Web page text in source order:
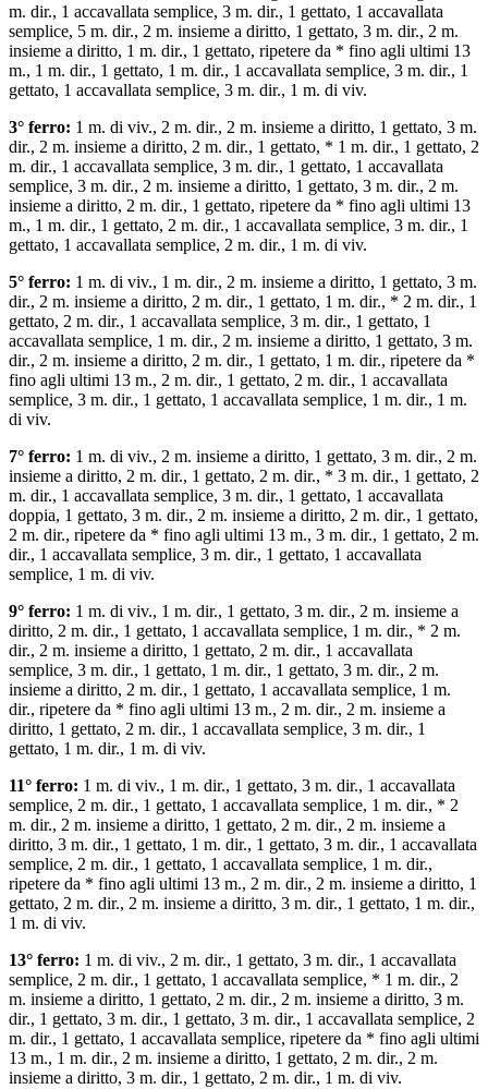
m. dir., 1 accavallata semplice, 3 m. dir., 1 gettato, 1 accavallata
semplice, 5 m. dir., 2 m. insieme a diritto, 1 gettato, 3 m. dir., 2 m.
insieme a diritto, 1 m. dir., 1 gettato, ripetere da * fino agli ultimi 13
m., 1 m. dir., 1 gettato, 1 m. dir., 1 accavallata semplice, 3 m. dir., 1
gettato, 1 accavallata semplice, 3 m. dir., 1 m. di viv.
3° ferro: 1 m. di viv., 2 m. dir., 2 m. insieme a diritto, 1 gettato, 3 m.
dir., 2 m. insieme a diritto, 2 m. dir., 1 gettato, * 1 m. dir., 1 gettato, 2
m. dir., 1 accavallata semplice, 3 m. dir., 1 gettato, 1 accavallata
semplice, 3 m. dir., 2 m. insieme a diritto, 1 gettato, 3 m. dir., 2 m.
insieme a diritto, 2 m. dir., 1 gettato, ripetere da * fino agli ultimi 13
m., 1 m. dir., 1 gettato, 2 m. dir., 1 accavallata semplice, 3 m. dir., 1
gettato, 1 accavallata semplice, 2 m. dir., 1 m. di viv.
5° ferro: 1 m. di viv., 1 m. dir., 2 m. insieme a diritto, 1 gettato, 3 m.
dir., 2 m. insieme a diritto, 2 m. dir., 1 gettato, 1 m. dir., * 2 m. dir., 1
gettato, 2 m. dir., 1 accavallata semplice, 3 m. dir., 1 gettato, 1
accavallata semplice, 1 m. dir., 2 m. insieme a diritto, 1 gettato, 3 m.
dir., 2 m. insieme a diritto, 2 m. dir., 1 gettato, 1 m. dir., ripetere da *
fino agli ultimi 13 m., 2 m. dir., 1 gettato, 2 m. dir., 1 accavallata
semplice, 3 m. dir., 1 gettato, 1 accavallata semplice, 1 m. dir., 1 m.
di viv.
7° ferro: 1 m. di viv., 2 m. insieme a diritto, 1 gettato, 3 m. dir., 2 m.
insieme a diritto, 2 m. dir., 1 gettato, 2 m. dir., * 3 m. dir., 1 gettato, 2
m. dir., 1 accavallata semplice, 3 m. dir., 1 gettato, 1 accavallata
doppia, 1 gettato, 3 m. dir., 2 m. insieme a diritto, 2 m. dir., 1 gettato,
2 m. dir., ripetere da * fino agli ultimi 13 m., 3 m. dir., 1 gettato, 2 m.
dir., 1 accavallata semplice, 3 m. dir., 1 gettato, 1 accavallata
semplice, 1 m. di viv.
9° ferro: 1 m. di viv., 1 m. dir., 1 gettato, 3 m. dir., 2 m. insieme a
diritto, 2 m. dir., 1 gettato, 1 accavallata semplice, 1 m. dir., * 2 m.
dir., 2 m. insieme a diritto, 1 gettato, 2 m. dir., 1 accavallata
semplice, 3 m. dir., 1 gettato, 1 m. dir., 1 gettato, 3 m. dir., 2 m.
insieme a diritto, 2 m. dir., 1 gettato, 1 accavallata semplice, 1 m.
dir., ripetere da * fino agli ultimi 13 m., 2 m. dir., 2 m. insieme a
diritto, 1 gettato, 2 m. dir., 1 accavallata semplice, 3 m. dir., 1
gettato, 1 m. dir., 1 m. di viv.
11° ferro: 1 m. di viv., 1 m. dir., 1 gettato, 3 m. dir., 1 accavallata
semplice, 2 m. dir., 1 gettato, 1 accavallata semplice, 1 m. dir., * 2
m. dir., 2 m. insieme a diritto, 1 gettato, 2 m. dir., 2 m. insieme a
diritto, 3 m. dir., 1 gettato, 1 m. dir., 1 gettato, 3 m. dir., 1 accavallata
semplice, 2 m. dir., 1 gettato, 1 accavallata semplice, 1 m. dir.,
ripetere da * fino agli ultimi 13 m., 2 m. dir., 2 m. insieme a diritto, 1
gettato, 2 m. dir., 2 m. insieme a diritto, 3 m. dir., 1 gettato, 1 m. dir.,
1 m. di viv.
13° ferro: 1 m. di viv., 2 m. dir., 1 gettato, 3 m. dir., 1 accavallata
semplice, 2 m. dir., 1 gettato, 1 accavallata semplice, * 1 m. dir., 2
m. insieme a diritto, 1 gettato, 2 m. dir., 2 m. insieme a diritto, 3 m.
dir., 1 gettato, 3 m. dir., 1 gettato, 3 m. dir., 1 accavallata semplice, 2
m. dir., 1 gettato, 1 accavallata semplice, ripetere da * fino agli ultimi
13 m., 1 m. dir., 2 m. insieme a diritto, 1 gettato, 2 m. dir., 2 m.
insieme a diritto, 3 m. dir., 1 gettato, 2 m. dir., 1 m. di viv.